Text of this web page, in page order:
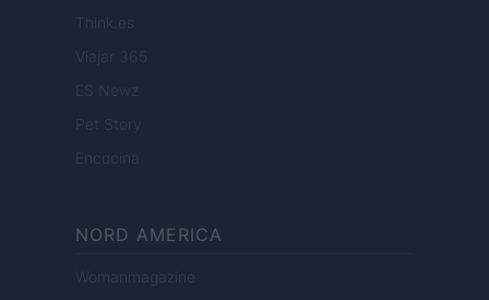
Think.es
Viajar 365
ES Newz
Pet Story
Encocina
NORD AMERICA
Womanmagazine